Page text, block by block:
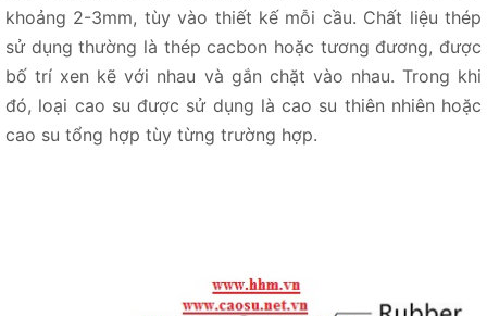
khoảng 2-3mm, tùy vào thiết kế mỗi cầu. Chất liệu thép
sử dụng thường là thép cacbon hoặc tương đương, được
bố trí xen kẽ với nhau và gắn chặt vào nhau. Trong khi
đó, loại cao su được sử dụng là cao su thiên nhiên hoặc
cao su tổng hợp tùy từng trường hợp.